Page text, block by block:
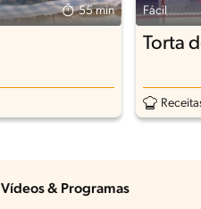
55 min Fácil
Torta
Vídeos & Programas​